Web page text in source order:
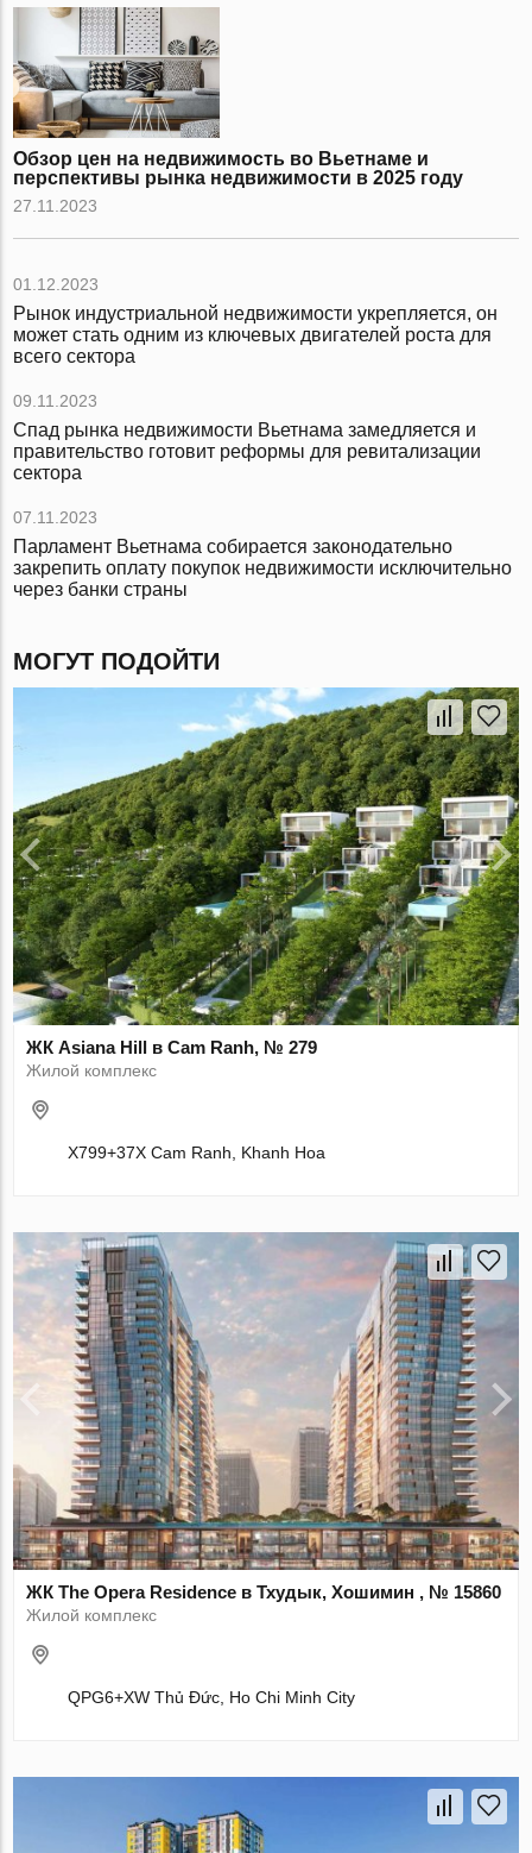
Обзор цен на недвижимость во Вьетнаме и
перспективы рынка недвижимости в 2025 году
27.11.2023
01.12.2023
Рынок индустриальной недвижимости укрепляется, он
может стать одним из ключевых двигателей роста для
всего сектора
09.11.2023
Спад рынка недвижимости Вьетнама замедляется и
правительство готовит реформы для ревитализации
сектора
07.11.2023
Парламент Вьетнама собирается законодательно
закрепить оплату покупок недвижимости исключительно
через банки страны
МОГУТ ПОДОЙТИ
ЖК Asiana Hill в Cam Ranh, № 279
Жилой комплекс
X799+37X Cam Ranh, Khanh Hoa
ЖК The Opera Residence в Тхудык, Хошимин , № 15860
Жилой комплекс
QPG6+XW Thủ Đức, Ho Chi Minh City